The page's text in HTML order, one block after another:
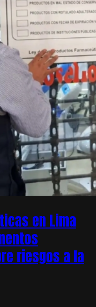
en Lima
riesgos a la